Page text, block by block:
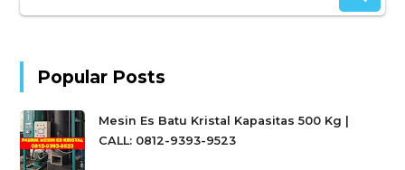
Popular Posts
Mesin Es Batu Kristal Kapasitas 500 Kg |
CALL: 0812-9393-9523